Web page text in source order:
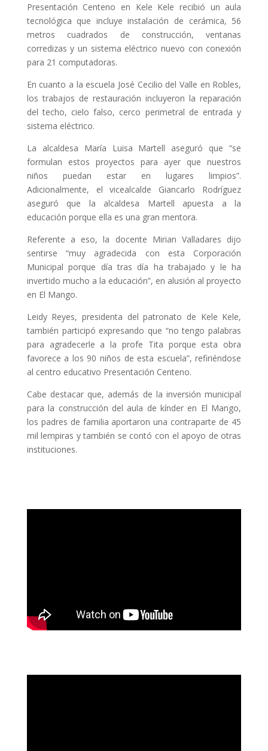
Presentación Centeno en Kele Kele recibió un aula
tecnológica que incluye instalación de cerámica, 56
metros cuadrados de construcción, ventanas
corredizas y un sistema eléctrico nuevo con conexión
para 21 computadoras.
En cuanto a la escuela José Cecilio del Valle en Robles,
los trabajos de restauración incluyeron la reparación
del techo, cielo falso, cerco perimetral de entrada y
sistema eléctrico.
La alcaldesa María Luisa Martell aseguró que “se
formulan estos proyectos para ayer que nuestros
niños puedan estar en lugares limpios”.
Adicionalmente, el vicealcalde Giancarlo Rodríguez
aseguró que la alcaldesa Martell apuesta a la
educación porque ella es una gran mentora.
Referente a eso, la docente Mirian Valladares dijo
sentirse “muy agradecida con esta Corporación
Municipal porque día tras día ha trabajado y le ha
invertido mucho a la educación”, en alusión al proyecto
en El Mango.
Leidy Reyes, presidenta del patronato de Kele Kele,
también participó expresando que “no tengo palabras
para agradecerle a la profe Tita porque esta obra
favorece a los 90 niños de esta escuela”, refiriéndose
al centro educativo Presentación Centeno.
Cabe destacar que, además de la inversión municipal
para la construcción del aula de kínder en El Mango,
los padres de familia aportaron una contraparte de 45
mil lempiras y también se contó con el apoyo de otras
instituciones.